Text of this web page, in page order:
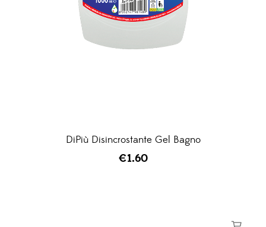
DiPiù Disincrostante Gel Bagno
€1.60